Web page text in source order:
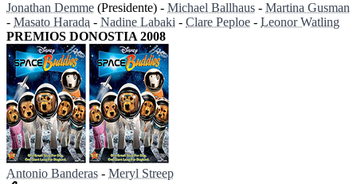
Jonathan Demme (Presidente) - Michael Ballhaus - Martina Gusman
- Masato Harada - Nadine Labaki - Clare Peploe - Leonor Watling
PREMIOS DONOSTIA 2008
Antonio Banderas - Meryl Streep